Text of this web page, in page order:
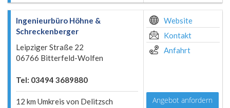
Ingenieurbüro Höhne &
Schreckenberger
Leipziger Straße 22
06766 Bitterfeld-Wolfen
Tel: 03494 3689880
12 km Umkreis von Delitzsch
Website
Kontakt
Anfahrt
Angebot anfordern